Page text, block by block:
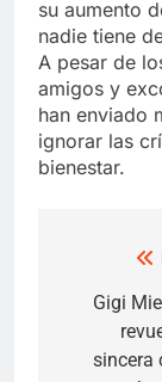
su aumento
nadie tiene
A pesar de
amigos y
han enviado
ignorar las
bienestar.
Gigi
sincera